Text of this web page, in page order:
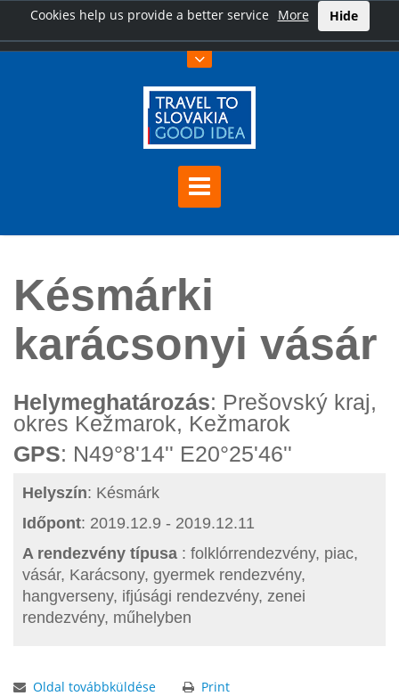
Cookies help us provide a better service More Hide
Késmárki karácsonyi vásár
Késmárki
karácsonyi vásár
Helymeghatározás: Prešovský kraj,
okres Kežmarok, Kežmarok
GPS: N49°8'14'' E20°25'46''
Helyszín: Késmárk
Időpont: 2019.12.9 - 2019.12.11
A rendezvény típusa : folklórrendezvény, piac,
vásár, Karácsony, gyermek rendezvény,
hangverseny, ifjúsági rendezvény, zenei
rendezvény, műhelyben
Oldal továbbküldése Print